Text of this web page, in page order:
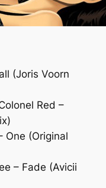
(Joris Voorn
Red –
One (Original
– Fade (Avicii